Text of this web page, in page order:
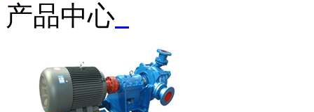
产品中心